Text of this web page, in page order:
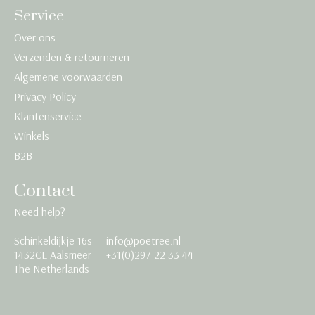
Service
Over ons
Verzenden & retourneren
Algemene voorwaarden
Privacy Policy
Klantenservice
Winkels
B2B
Contact
Need help?
Schinkeldijkje 16s
1432CE Aalsmeer
The Netherlands
info@poetree.nl
+31(0)297 22 33 44